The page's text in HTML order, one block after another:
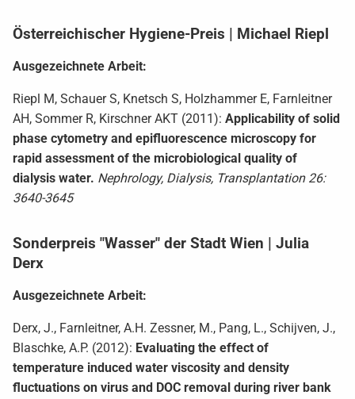
Österreichischer Hygiene-Preis | Michael Riepl
Ausgezeichnete Arbeit:
Riepl M, Schauer S, Knetsch S, Holzhammer E, Farnleitner
AH, Sommer R, Kirschner AKT (2011): Applicability of solid
phase cytometry and epifluorescence microscopy for
rapid assessment of the microbiological quality of
dialysis water. Nephrology, Dialysis, Transplantation 26:
3640-3645
Sonderpreis "Wasser" der Stadt Wien | Julia
Derx
Ausgezeichnete Arbeit:
Derx, J., Farnleitner, A.H. Zessner, M., Pang, L., Schijven, J.,
Blaschke, A.P. (2012): Evaluating the effect of
temperature induced water viscosity and density
fluctuations on virus and DOC removal during river bank